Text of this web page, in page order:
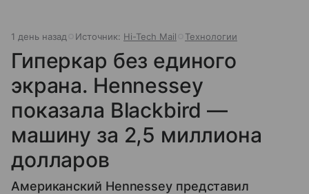
1 день назад Источник: Hi-Tech Mail Технологии
Гиперкар без единого
экрана. Hennessey
показала Blackbird —
машину за 2,5 миллиона
долларов
Американский Hennessey представил